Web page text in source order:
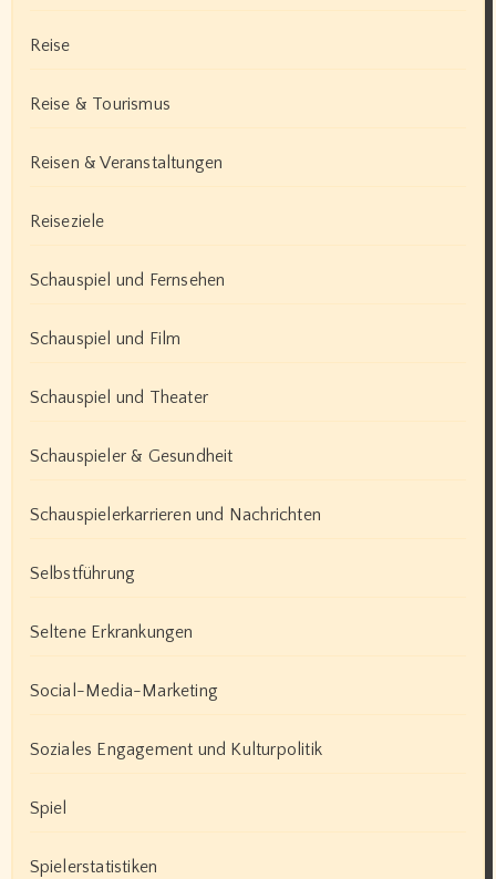
Reise
Reise & Tourismus
Reisen & Veranstaltungen
Reiseziele
Schauspiel und Fernsehen
Schauspiel und Film
Schauspiel und Theater
Schauspieler & Gesundheit
Schauspielerkarrieren und Nachrichten
Selbstführung
Seltene Erkrankungen
Social-Media-Marketing
Soziales Engagement und Kulturpolitik
Spiel
Spielerstatistiken